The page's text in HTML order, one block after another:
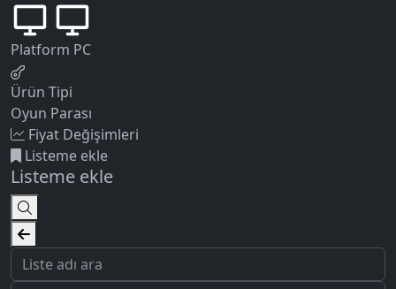
Platform PC
Ürün Tipi
Oyun Parası
Fiyat Değişimleri
Listeme ekle
Listeme ekle